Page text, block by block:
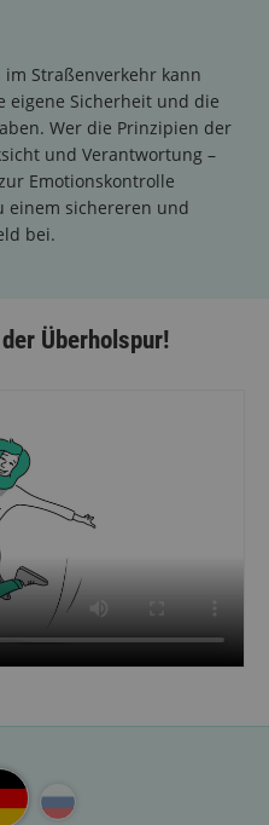
Straßenverkehr kann
eigene Sicherheit und die
Wer die Prinzipien der
und Verantwortung –
Emotionskontrolle
einem sichereren und
bei.
Überholspur!